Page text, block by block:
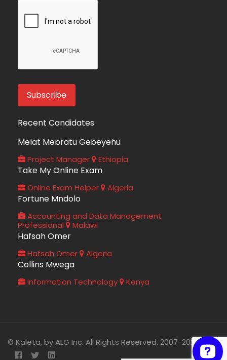
Recent Candidates
Melat Mebratu Gebeyehu
Project Manager Ethiopia
Take My Online Exam
Online Exam Helper Algeria
Fortune Mndolo
Accounting and Data Management
Professional
Malawi
Hafsah Omer
Hafsah Omer Algeria
Collins Mwega
Information Technology Kenya
© Kaleta, by ALG Inc. All Rights Reserved. 2007-2026